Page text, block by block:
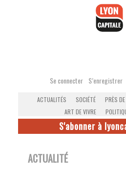
Se connecter S’enregistrer
ACTUALITÉS SOCIÉTÉ PRÈS
ART DE VIVRE
S'abonner à
ACTUALITÉ